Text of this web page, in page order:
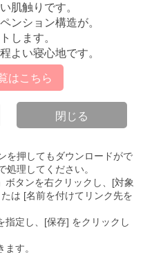
肌触りです。
ンション構造が。
します。
よい寝心地です。
はこちら
閉じる
を押してもダウンロードがで
処理してください。
ボタンを右クリックし、[対象
は [名前を付けてリンク先を
指定し、[保存] をクリックし
す。